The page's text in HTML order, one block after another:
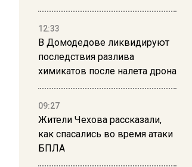
12:33
В Домодедове ликвидируют
последствия разлива
химикатов после налета дрона
09:27
Жители Чехова рассказали,
как спасались во время атаки
БПЛА